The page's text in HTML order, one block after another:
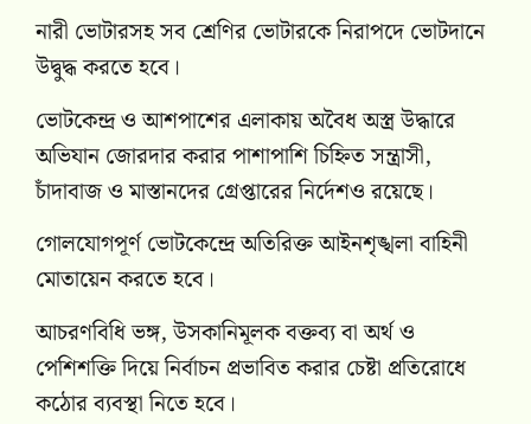
নারী ভোটারসহ সব শ্রেণির ভোটারকে নিরাপদে ভোটদানে
উদ্বুদ্ধ করতে হবে।
ভোটকেন্দ্র ও আশপাশের এলাকায় অবৈধ অস্ত্র উদ্ধারে
অভিযান জোরদার করার পাশাপাশি চিহ্নিত সন্ত্রাসী,
চাঁদাবাজ ও মাস্তানদের গ্রেপ্তারের নির্দেশও রয়েছে।
গোলযোগপূর্ণ ভোটকেন্দ্রে অতিরিক্ত আইনশৃঙ্খলা বাহিনী
মোতায়েন করতে হবে।
আচরণবিধি ভঙ্গ, উসকানিমূলক বক্তব্য বা অর্থ ও
পেশিশক্তি দিয়ে নির্বাচন প্রভাবিত করার চেষ্টা প্রতিরোধে
কঠোর ব্যবস্থা নিতে হবে।